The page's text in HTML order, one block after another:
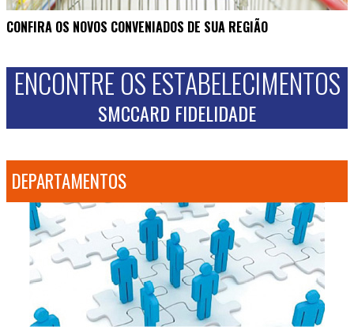
CONFIRA OS NOVOS CONVENIADOS DE SUA REGIÃO
ENCONTRE OS ESTABELECIMENTOS
SMCCARD FIDELIDADE
DEPARTAMENTOS